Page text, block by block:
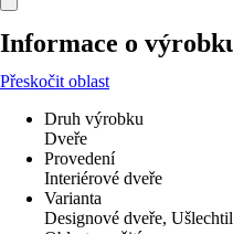
Informace o
Přeskočit oblast
Druh výrobku
Dveře
Provedení
Interiérové dveře
Varianta
Designové dveře,